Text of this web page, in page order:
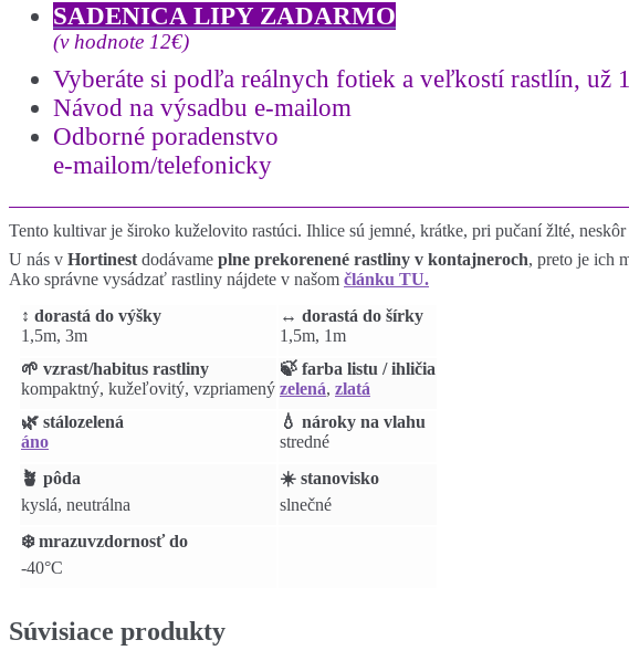
start
veľkosť
SADENICA LIPY ZADARMO
(v hodnote 12€)
Vyberáte si podľa reálnych fotiek a veľkostí rastlín, už
Návod na výsadbu e-mailom
Odborné poradenstvo
e-mailom/telefonicky
Tento kultivar je široko kuželovito rastúci. Ihlice sú jemné, krátke, pri pučaní žlté,
U nás v Hortinestdodávame plne prekorenené rastliny v kontajneroch, preto je ich
Ako správne vysádzať rastliny nájdete v našom článku TU.
↕️ dorastá do výšky
1,5m, 3m
↔️ dorastá do šírky
1,5m, 1m
🌱 vzrast/habitus rastliny
kompaktný, kužeľovitý, vzpriamený
🍃 farba listu / ihličia
zelená, zlatá
🌿 stálozelená
áno
💧 nároky na vlahu
stredné
🪴 pôda
kyslá, neutrálna
☀️ stanovisko
slnečné
❄️ mrazuvzdornosť do
-40°C
Súvisiace produkty